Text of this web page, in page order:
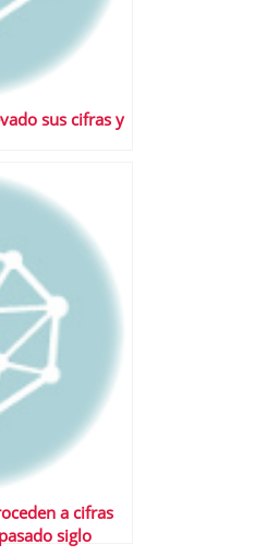
sus cifras y
a cifras
siglo